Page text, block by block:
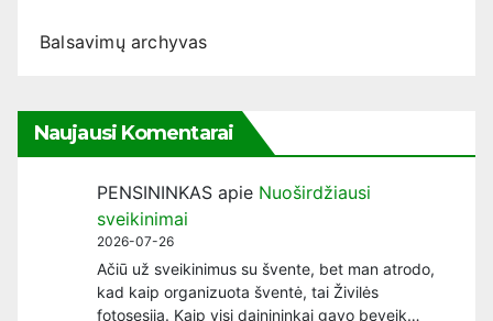
Balsavimų archyvas
Naujausi Komentarai
PENSININKAS apie Nuoširdžiausi
sveikinimai
2026-07-26
Ačiū už sveikinimus su švente, bet man atrodo,
kad kaip organizuota šventė, tai Živilės
fotosesija. Kaip visi dainininkai gavo beveik…